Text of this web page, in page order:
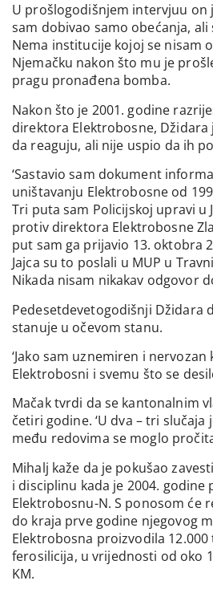
U prošlogodišnjem intervjuu on
sam dobivao samo obećanja, ali
Nema institucije kojoj se nisam
Njemačku nakon što mu je
pragu pronađena bomba.
Nakon što je 2001. godine
direktora Elektrobosne, Džidara
da reaguju, ali nije uspio da ih
‘Sastavio sam dokument
uništavanju Elektrobosne od
Tri puta sam Policijskoj upravi u
protiv direktora Elektrobosne
put sam ga prijavio 13. oktobra
Jajca su to poslali u MUP u
Nikada nisam nikakav odgovor
Pedesetdevetogodišnji Džidara
stanuje u očevom stanu.
‘Jako sam uznemiren i nervozan
Elektrobosni i svemu što se
Mačak tvrdi da se kantonalnim
četiri godine. ‘U dva – tri slučaja
među redovima se moglo
Mihalj kaže da je pokušao
i disciplinu kada je 2004. godine
Elektrobosnu-N. S ponosom će
do kraja prve godine njegovog
Elektrobosna proizvodila 12.000
ferosilicija, u vrijednosti od oko
KM.